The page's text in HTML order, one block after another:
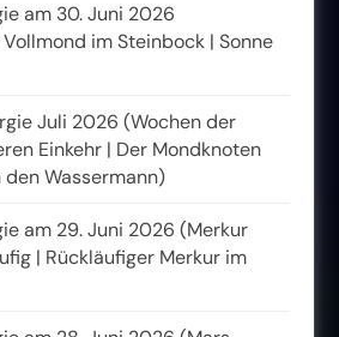
am 30. Juni 2026
im Steinbock | Sonne
Juli 2026 (Wochen der
Einkehr | Der Mondknoten
Wassermann)
am 29. Juni 2026 (Merkur
| Rückläufiger Merkur im